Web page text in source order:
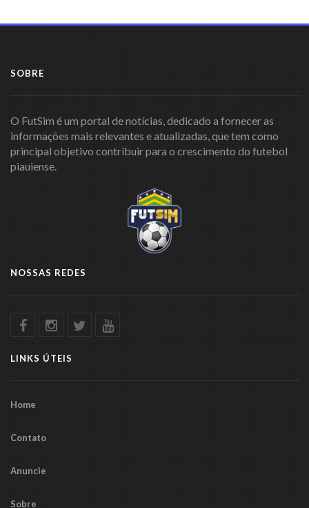
SOBRE
O FutSim é um portal de notícias, dedicado a fornecer as
informações mais relevantes e atualizadas, que tem como
principal objetivo contribuir para o crescimento do futebol
piauiense.
NOSSAS REDES
LINKS ÚTEIS
Home
Contato
Anuncie
Sobre